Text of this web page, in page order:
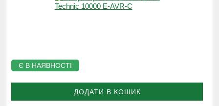
Є В НАЯВНОСТІ
ДОДАТИ В КОШИК